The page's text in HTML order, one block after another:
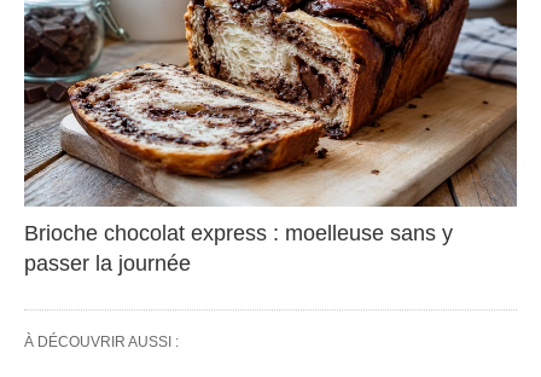
Brioche chocolat express : moelleuse sans y
passer la journée
À DÉCOUVRIR AUSSI :